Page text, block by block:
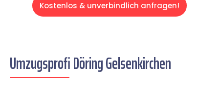
Kostenlos & unverbindlich anfragen!
Umzugsprofi Döring Gelsenkirchen